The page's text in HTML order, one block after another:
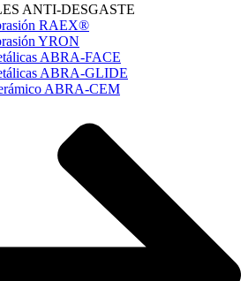
ANTI-DESGASTE
RAEX®
YRON
ABRA-FACE
ABRA-GLIDE
ABRA-CEM